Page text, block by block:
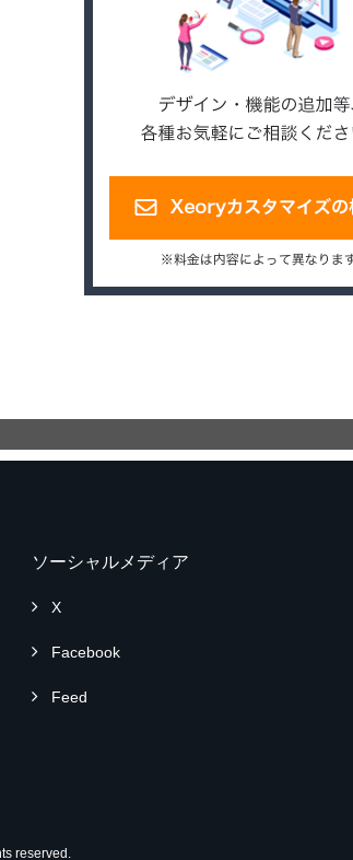
ソーシャルメディア
X
Facebook
Feed
reserved.